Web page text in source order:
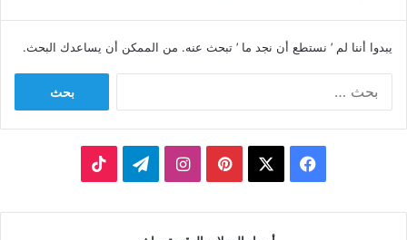
يبدوا أننا لم ’ نستطع أن نجد ما ’ تبحث عنه. من الممكن أن يساعدك البحث.
فيسبوك بينتيريستانستقرامتيلقرام